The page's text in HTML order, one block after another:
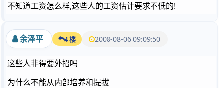
不知道工资怎么样,这些人的工资估计要求不低的!
余泽平 4 楼 2008-08-06 09:09:50
这些人非得要外招吗
为什么不能从内部培养和提拔